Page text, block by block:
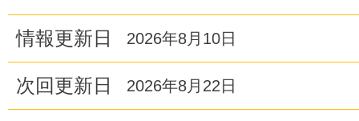
情報更新日 2026年8月10日
次回更新日 2026年8月22日